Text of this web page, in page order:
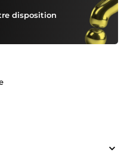
disposition